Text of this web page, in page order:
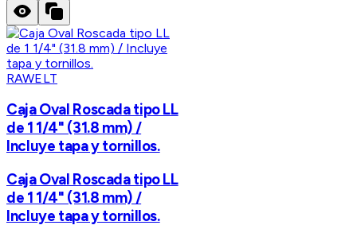
RAWELT
Caja Oval Roscada tipo LL
de 1 1/4" (31.8 mm) /
Incluye tapa y tornillos.
Caja Oval Roscada tipo LL
de 1 1/4" (31.8 mm) /
Incluye tapa y tornillos.